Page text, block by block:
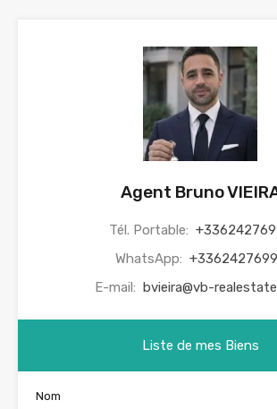
Agent Bruno
Tél. Portable:
WhatsApp:
E-mail:
bvieira@vb-
Liste de mes Biens
Nom